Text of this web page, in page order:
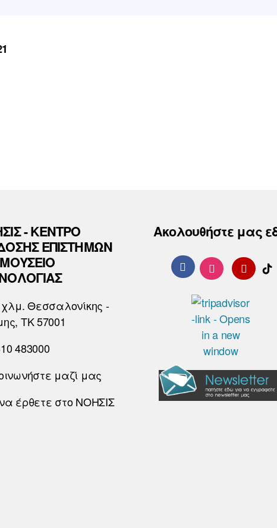
- ΚΕΝΤΡΟ
ΕΠΙΣΤΗΜΩΝ
Θεσσαλονίκης -
ΤΚ 57001
483000
μαζί μας
έρθετε στο ΝΟΗΣΙΣ
Ακολουθήστε μας